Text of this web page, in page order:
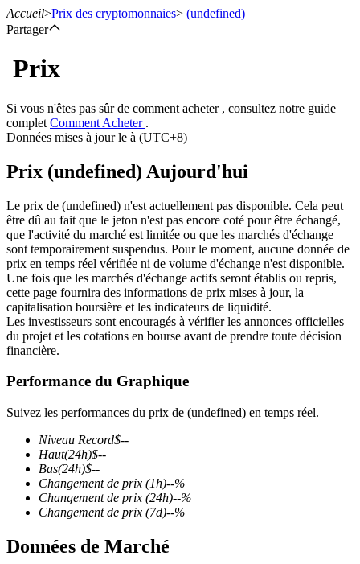
Futures USDT
Futures utilisant l'USDT comme garantie
Futures COIN-M
Contrats à terme sur crypto-monnaie
Accueil>Prix des cryptomonnaies> (undefined)
Partager
Prix
Si vous n'êtes pas sûr de comment acheter , consultez notre guide
complet Comment Acheter .
Données mises à jour le à (UTC+8)
Prix (undefined) Aujourd'hui
Le prix de (undefined) n'est actuellement pas disponible. Cela peut
être dû au fait que le jeton n'est pas encore coté pour être échangé,
que l'activité du marché est limitée ou que les marchés d'échange
sont temporairement suspendus. Pour le moment, aucune donnée de
prix en temps réel vérifiée ni de volume d'échange n'est disponible.
Une fois que les marchés d'échange actifs seront établis ou repris,
cette page fournira des informations de prix mises à jour, la
capitalisation boursière et les indicateurs de liquidité.
Les investisseurs sont encouragés à vérifier les annonces officielles
du projet et les cotations en bourse avant de prendre toute décision
financière.
Performance du Graphique
Suivez les performances du prix de (undefined) en temps réel.
Niveau Record$--
Haut(24h)$--
Bas(24h)$--
Changement de prix (1h)--%
Changement de prix (24h)--%
Changement de prix (7d)--%
Données de Marché